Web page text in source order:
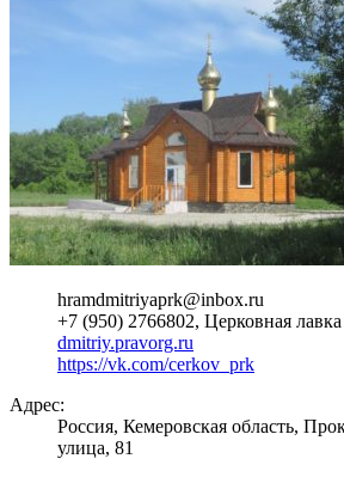
hramdmitriyaprk@inbox.ru
+7 (950) 2766802, Церковная лавка
dmitriy.pravorg.ru
https://vk.com/cerkov_prk
Адрес:
Россия, Кемеровская область,
улица, 81